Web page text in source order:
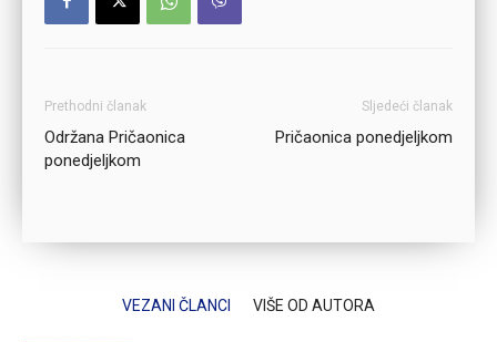
Prethodni članak
Održana Pričaonica
ponedjeljkom
Sljedeći članak
Pričaonica ponedjeljkom
VEZANI ČLANCI VIŠE OD AUTORA